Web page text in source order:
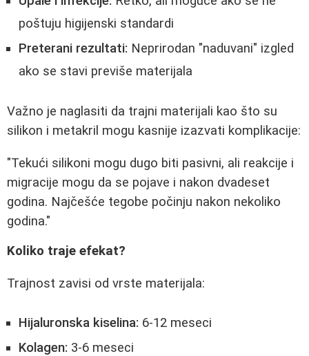
poštuju higijenski standardi
Preterani rezultati: Neprirodan "naduvani" izgled
ako se stavi previše materijala
Važno je naglasiti da trajni materijali kao što su
silikon i metakril mogu kasnije izazvati komplikacije:
"Tekući silikoni mogu dugo biti pasivni, ali reakcije i
migracije mogu da se pojave i nakon dvadeset
godina. Najčešće tegobe počinju nakon nekoliko
godina."
Koliko traje efekat?
Trajnost zavisi od vrste materijala:
Hijaluronska kiselina: 6-12 meseci
Kolagen: 3-6 meseci